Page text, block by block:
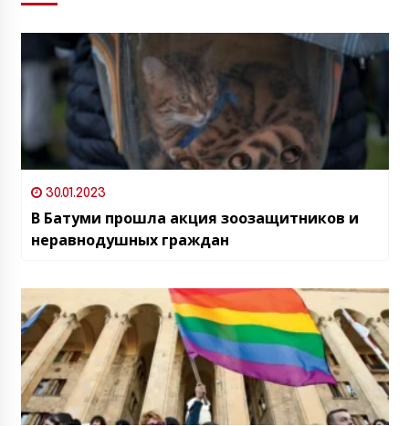
30.01.2023
В Батуми прошла акция зоозащитников и
неравнодушных граждан